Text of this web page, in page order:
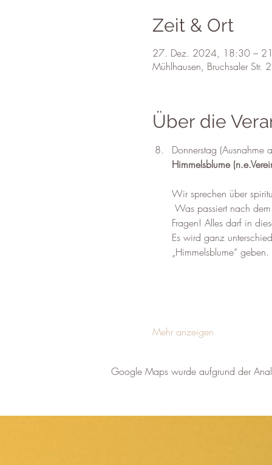
Zeit & Ort
27. Dez. 2024, 18:30 –
Mühlhausen, Bruchsaler
Über die
Donnerstag (Ausnahme
Himmelsblume
Wir sprechen über
Was passiert nach dem
Fragen! Alles darf in
Es wird ganz
„Himmelsblume“ geben.
Mehr anzeigen
Google Maps wurde aufgrund der